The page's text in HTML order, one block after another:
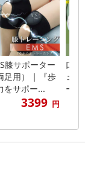
膝サポーター
足用） | 『歩
をサポー...
3399 円
口
ェ
ー |